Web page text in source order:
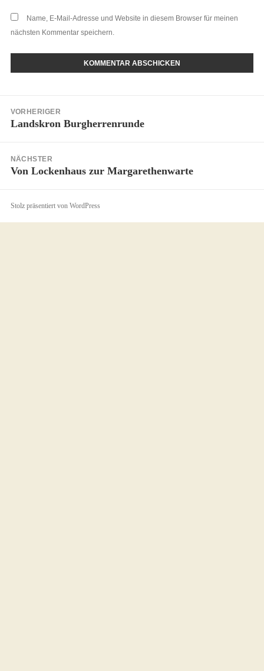
Name, E-Mail-Adresse und Website in diesem Browser für meinen
nächsten Kommentar speichern.
VORHERIGER
Landskron Burgherrenrunde
NÄCHSTER
Von Lockenhaus zur Margarethenwarte
Stolz präsentiert von WordPress